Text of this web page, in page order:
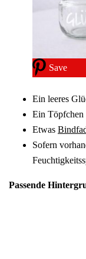
Save
Ein leeres
Ein Töpfchen
Etwas
Sofern
Passende